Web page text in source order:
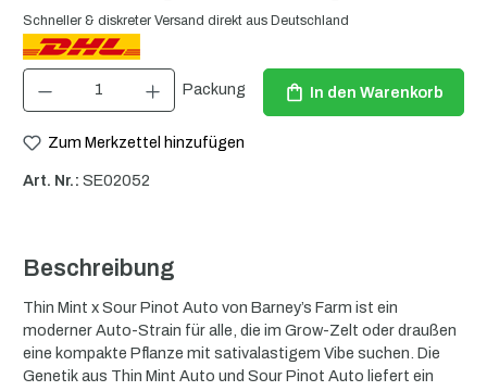
Schneller & diskreter Versand direkt aus Deutschland
Produkt Anzahl: Gib den gewünschten Wert ein oder benutze die Schaltflächen um
Packung In den Warenkorb
Zum Merkzettel hinzufügen
Art. Nr.: SE02052
Beschreibung
Thin Mint x Sour Pinot Auto von Barney’s Farm ist ein
moderner Auto-Strain für alle, die im Grow-Zelt oder draußen
eine kompakte Pflanze mit sativalastigem Vibe suchen. Die
Genetik aus Thin Mint Auto und Sour Pinot Auto liefert ein